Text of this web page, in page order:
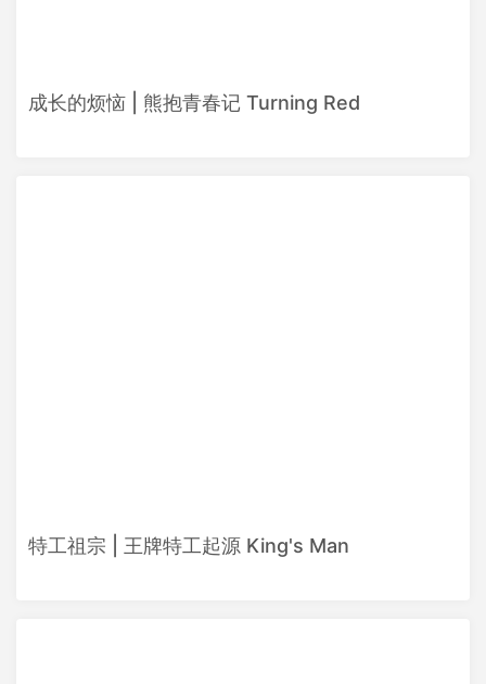
成长的烦恼 | 熊抱青春记 Turning Red
特工祖宗 | 王牌特工起源 King's Man